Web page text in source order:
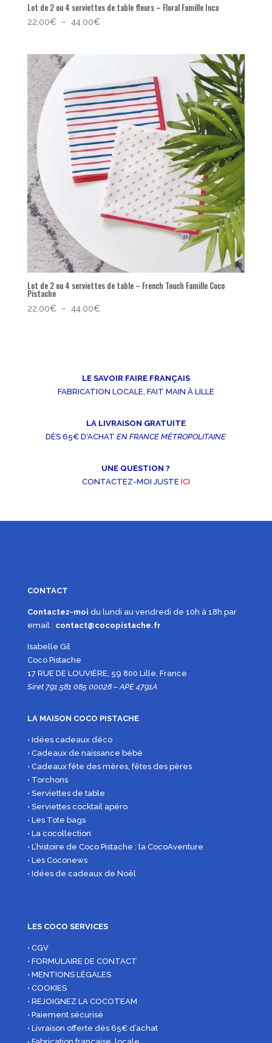
Lot de 2 ou 4 serviettes de table fleurs – Floral Famille Inca
22,00€ – 44,00€Plage
44,00€
Lot de 2 ou 4 serviettes de table – French Touch Famille Coco
Pistache
22,00€ – 44,00€Plage
44,00€
LE SAVOIR FAIRE FRANÇAIS
FABRICATION LOCALE, FAIT MAIN À LILLE
LA LIVRAISON GRATUITE
DÈS 65€ D'ACHATEN FRANCE MÉTROPOLITAINE
UNE QUESTION ?
CONTACTEZ-MOI JUSTE ICI
CONTACT
Contactez-moi du lundi au vendredi de 10h à 18h par
email : contact@cocopistache.fr
Isabelle Gil
Coco Pistache
17 RUE DE LOUVIÈRE, 59 800 Lille, France
Siret 791 581 085 00028 – APE 4791A
LA MAISON COCO PISTACHE
• Idées cadeaux déco
• Cadeaux de naissance bébé
• Cadeaux fête des mères, fêtes des pères
• Torchons
• Serviettes de table
• Serviettes cocktail apéro
• Les Tote bags
• La cocollection
• L’histoire de Coco Pistache : la CocoAventure
• Les Coconews
• Idées de cadeaux de Noël
LES COCO SERVICES
• CGV
• FORMULAIRE DE CONTACT
• MENTIONS LÉGALES
• COOKIES
• REJOIGNEZ LA COCOTEAM
• Paiement sécurisé
• Livraison offerte dès 65€ d’achat